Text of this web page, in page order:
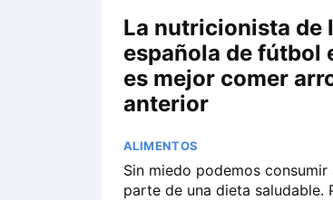
La nutricionista de
española de fútbol
es mejor comer
anterior
ALIMENTOS
Sin miedo podemos
parte de una dieta saludable.